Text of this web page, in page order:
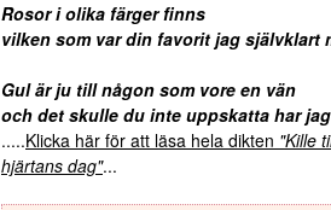
Rosor i olika färger finns
vilken som var din favorit jag självklart
Gul är ju till någon som vore en vän
och det skulle du inte uppskatta har
.....Klicka här för att läsa hela dikten "Kille
hjärtans dag"...